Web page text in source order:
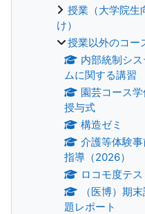
授業（大学院生
け）
授業以外のコー
内部統制シス
ムに関する講習
園芸コース学
授与式
構造ゼミ
介護等体験事
指導（2026）
ロコモ度テス
（医博）期
題レポート